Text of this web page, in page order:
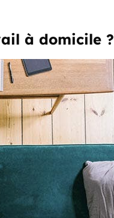
à domicile ?